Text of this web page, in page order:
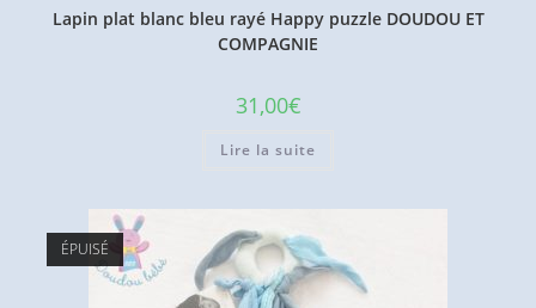
Lapin plat blanc bleu rayé Happy puzzle DOUDOU ET
COMPAGNIE
31,00€
Lire la suite
ÉPUISÉ